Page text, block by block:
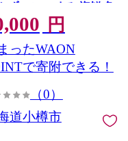
ずのこ つまみ 海鮮 魚
魚介 北海道 小樽市
済より7日程度で発
円
ったWAON
で寄附できる！
（0）
道小樽市